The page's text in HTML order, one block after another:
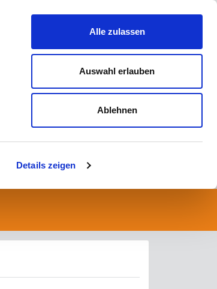
Details zeigen
Alle zulassen
Auswahl erlauben
Ablehnen